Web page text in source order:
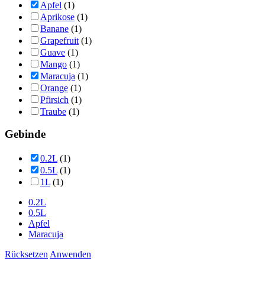
Apfel (1)
Aprikose (1)
Banane (1)
Grapefruit (1)
Guave (1)
Mango (1)
Maracuja (1)
Orange (1)
Pfirsich (1)
Traube (1)
Gebinde
0.2L (1)
0.5L (1)
1L (1)
0.2L
0.5L
Apfel
Maracuja
Rücksetzen Anwenden